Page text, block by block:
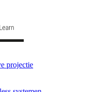
projectie